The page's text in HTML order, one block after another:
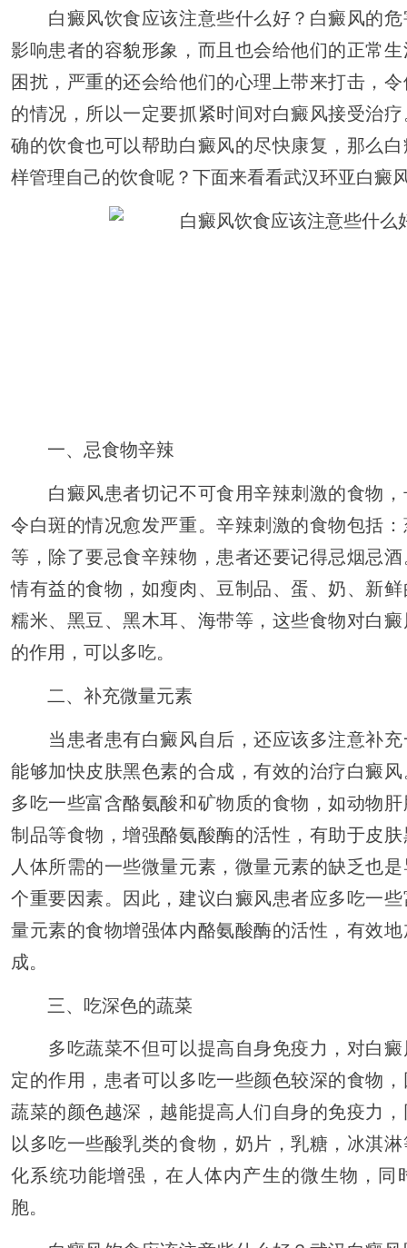
白癜风饮食应该注意些什么好？白癜风的危
影响患者的容貌形象，而且也会给他们的正常
困扰，严重的还会给他们的心理上带来打击，
的情况，所以一定要抓紧时间对白癜风接受治
确的饮食也可以帮助白癜风的尽快康复，那么
样管理自己的饮食呢？下面来看看武汉环亚白癜
一、忌食物辛辣
白癜风患者切记不可食用辛辣刺激的食物，
令白斑的情况愈发严重。辛辣刺激的食物包括
等，除了要忌食辛辣物，患者还要记得忌烟忌
情有益的食物，如瘦肉、豆制品、蛋、奶、新
糯米、黑豆、黑木耳、海带等，这些食物对白
的作用，可以多吃。
二、补充微量元素
当患者患有白癜风自后，还应该多注意补充
能够加快皮肤黑色素的合成，有效的治疗白癜
多吃一些富含酪氨酸和矿物质的食物，如动物
制品等食物，增强酪氨酸酶的活性，有助于皮
人体所需的一些微量元素，微量元素的缺乏也
个重要因素。因此，建议白癜风患者应多吃一
量元素的食物增强体内酪氨酸酶的活性，有效
成。
三、吃深色的蔬菜
多吃蔬菜不但可以提高自身免疫力，对白癜
定的作用，患者可以多吃一些颜色较深的食物
蔬菜的颜色越深，越能提高人们自身的免疫力
以多吃一些酸乳类的食物，奶片，乳糖，冰淇
化系统功能增强，在人体内产生的微生物，同
胞。